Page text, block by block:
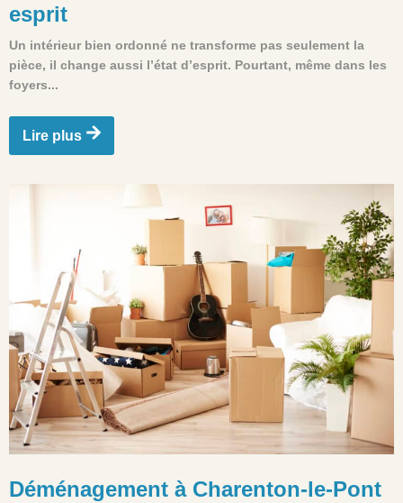
esprit
Un intérieur bien ordonné ne transforme pas seulement la
pièce, il change aussi l’état d’esprit. Pourtant, même dans les
foyers...
Lire plus
Déménagement à Charenton-le-Pont